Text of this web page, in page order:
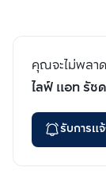
คุณจะไม่พลา
ไลฟ์ แอท รัช
รับการแ